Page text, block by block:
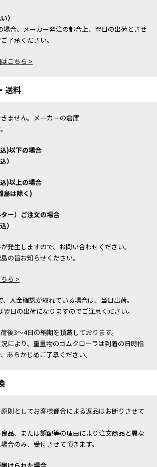
）
場合、メーカー発注の都合上、翌日の出荷とさせ
了承ください。
こちら >
送料
ません。メーカーの倉庫
)以下の場合
）
)以上の場合
島は除く)
ー）ご注文の場合
）
発生しますので、お問い合わせください。
の旨お知らせください。
ら >
入金確認が取れている場合は、当日出荷。
日の出荷になりますのでご注意ください。
後3～4日の納期を頂戴しております。
により、重量物のゴムクローラは到着の日時指
あらかじめご了承ください。
則としてお客様都合による返品はお断りさせて
品、または誤配等の理由により注文商品と異な
合のみ、受付させて頂きます。